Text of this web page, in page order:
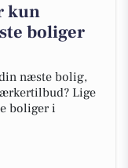
kun
boliger
næste bolig,
Lige
boliger i